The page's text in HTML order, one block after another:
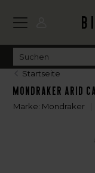
Startseite
Mondraker Arid
Marke: Mondraker